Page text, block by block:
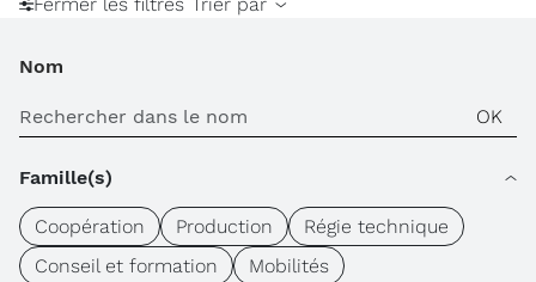
Nom
Famille(s)
Coopération Production
Régie technique
Conseil et formation
Mobilités